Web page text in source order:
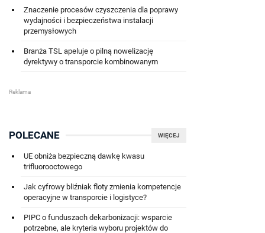
Znaczenie procesów czyszczenia dla poprawy
wydajności i bezpieczeństwa instalacji
przemysłowych
Branża TSL apeluje o pilną nowelizację
dyrektywy o transporcie kombinowanym
WIĘCEJ
POLECANE
UE obniża bezpieczną dawkę kwasu
trifluorooctowego
Jak cyfrowy bliźniak floty zmienia kompetencje
operacyjne w transporcie i logistyce?
PIPC o funduszach dekarbonizacji: wsparcie
potrzebne, ale kryteria wyboru projektów do